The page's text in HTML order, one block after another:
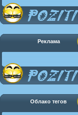
Реклама
Облако тегов